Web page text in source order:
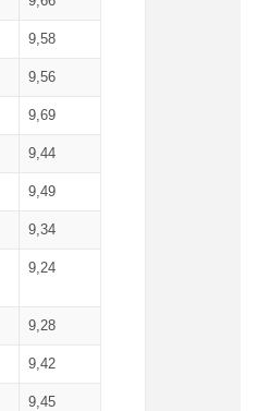
9,58
9,56
9,69
9,44
9,49
9,34
9,24
9,28
9,42
9,45